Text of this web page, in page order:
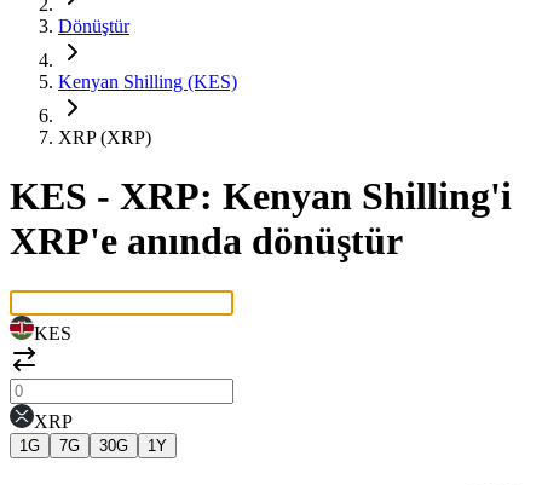
Dönüştür
Kenyan Shilling (KES)
XRP (XRP)
KES - XRP: Kenyan Shilling'i
XRP'e anında dönüştür
KES
XRP
1G 7G 30G 1Y